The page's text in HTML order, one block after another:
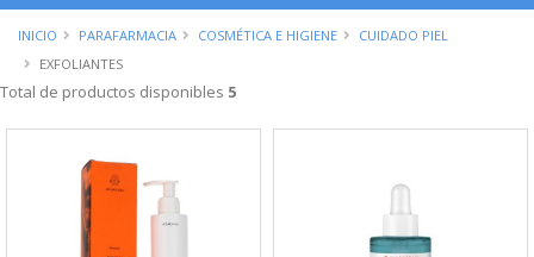
INICIO PARAFARMACIA COSMÉTICA E HIGIENE
CUIDADO PIEL
EXFOLIANTES
Total de productos disponibles 5